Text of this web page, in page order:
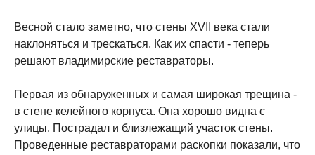
Весной стало заметно, что стены XVII века стали
наклоняться и трескаться. Как их спасти - теперь
решают владимирские реставраторы.
Первая из обнаруженных и самая широкая трещина -
в стене келейного корпуса. Она хорошо видна с
улицы. Пострадал и близлежащий участок стены.
Проведенные реставраторами раскопки показали, что